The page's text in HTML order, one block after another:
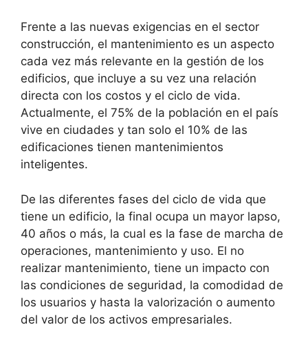
Frente a las nuevas exigencias en el sector
construcción, el mantenimiento es un aspecto
cada vez más relevante en la gestión de los
edificios, que incluye a su vez una relación
directa con los costos y el ciclo de vida.
Actualmente, el 75% de la población en el país
vive en ciudades y tan solo el 10% de las
edificaciones tienen mantenimientos
inteligentes.
De las diferentes fases del ciclo de vida que
tiene un edificio, la final ocupa un mayor lapso,
40 años o más, la cual es la fase de marcha de
operaciones, mantenimiento y uso. El no
realizar mantenimiento, tiene un impacto con
las condiciones de seguridad, la comodidad de
los usuarios y hasta la valorización o aumento
del valor de los activos empresariales.